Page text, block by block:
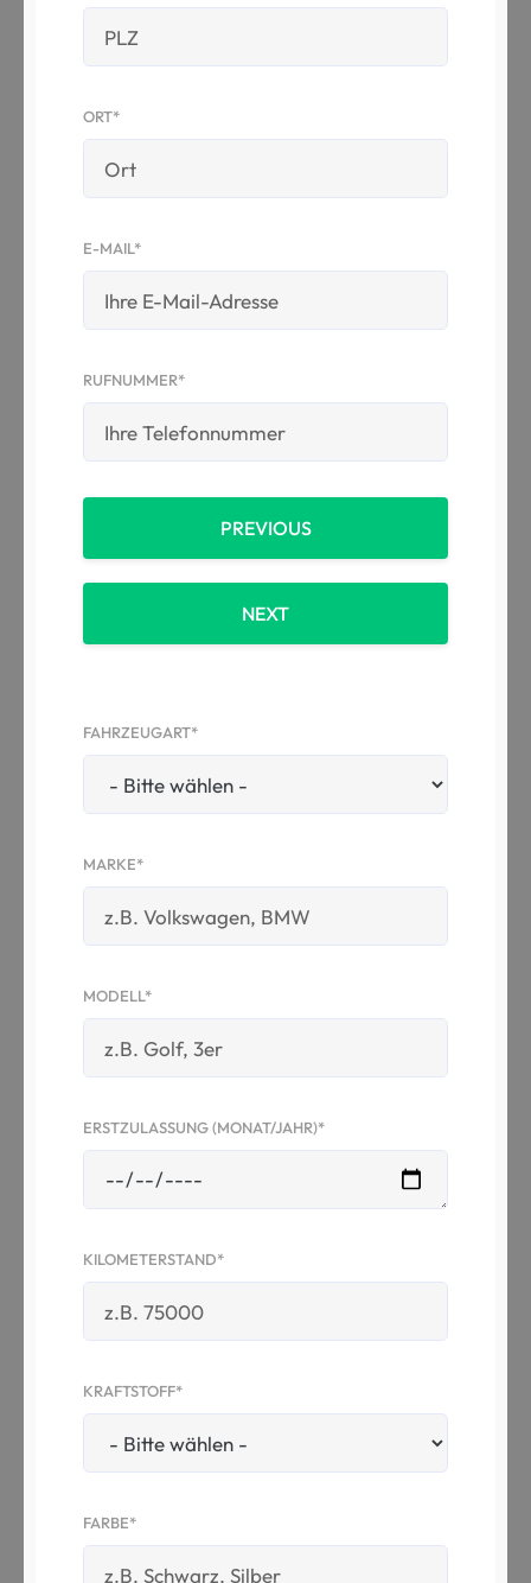
ORT*
E-MAIL*
RUFNUMMER*
PREVIOUS
NEXT
FAHRZEUGART*
MARKE*
MODELL*
ERSTZULASSUNG (MONAT/JAHR)*
KILOMETERSTAND*
KRAFTSTOFF*
FARBE*